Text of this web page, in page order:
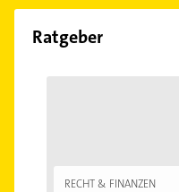
Ratgeber
RECHT & FINANZEN